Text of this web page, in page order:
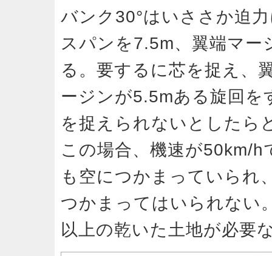
バンク30°はいささか迫
スパンを7.5m、翼端マ
る。要するに芯を捉え、
ージンが5.5mある旋回
を捉えられないとしたら
この場合、機速が50km/
も空につかまっていられ
つかまってはいられない
以上の乾いた土地が必要